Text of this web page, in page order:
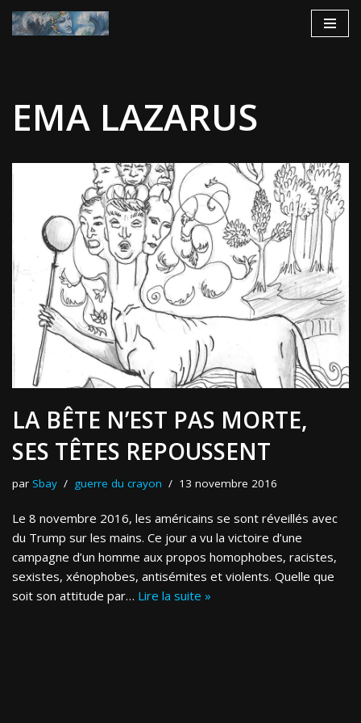
EMA LAZARUS
LA BÊTE N’EST PAS MORTE,
SES TÊTES REPOUSSENT
par Sbay guerre du crayon 13 novembre 2016
Le 8 novembre 2016, les américains se sont réveillés avec
du Trump sur les mains. Ce jour a vu la victoire d’une
campagne d’un homme aux propos homophobes, racistes,
sexistes, xénophobes, antisémites et violents. Quelle que
soit son attitude par… Lire la suite »